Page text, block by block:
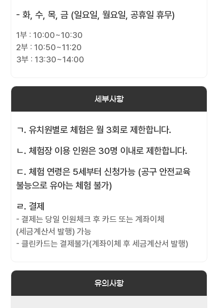
- 화, 수, 목, 금 (일요일, 월요일, 공휴일 휴무)
1부 : 10:00~10:30
2부 : 10:50~11:20
3부 : 13:30~14:00
세부사항
ㄱ. 유치원별로 체험은 월 3회로 제한합니다.
ㄴ. 체험장 이용 인원은 30명 이내로 제한합니다.
ㄷ. 체험 연령은 5세부터 신청가능 (공구 안전교육
불능으로 유아는 체험 불가)
ㄹ. 결제
- 결제는 당일 인원체크 후 카드 또는 계좌이체
(세금계산서 발행) 가능
- 클린카드는 결제불가(계좌이체 후 세금계산서 발행)
유의사항